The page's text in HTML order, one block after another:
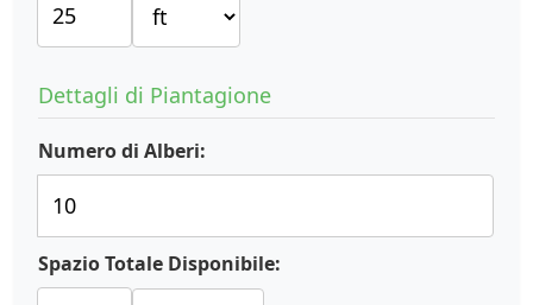
Dettagli di Piantagione
Numero di Alberi:
Spazio Totale Disponibile: